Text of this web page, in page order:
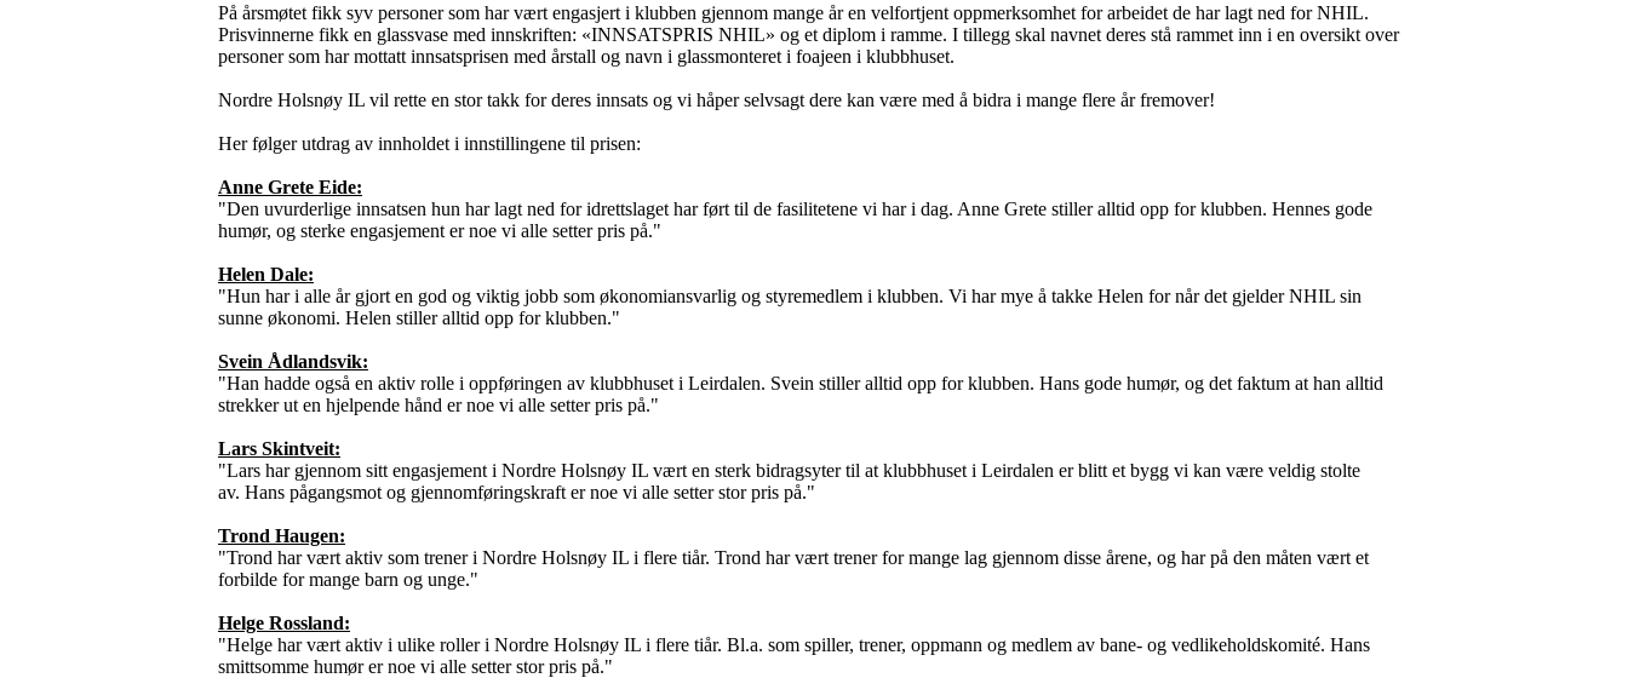
På årsmøtet fikk syv personer som har vært engasjert i klubben gjennom mange år en velfortjent oppmerksomhet for arbeidet de har lagt ned for NHIL.
Prisvinnerne fikk en glassvase med innskriften: «INNSATSPRIS NHIL» og et diplom i ramme. I tillegg skal navnet deres stå rammet inn i en oversikt over
personer som har mottatt innsatsprisen med årstall og navn i glassmonteret i foajeen i klubbhuset.
Nordre Holsnøy IL vil rette en stor takk for deres innsats og vi håper selvsagt dere kan være med å bidra i mange flere år fremover!
Her følger utdrag av innholdet i innstillingene til prisen:
Anne Grete Eide:
"Den uvurderlige innsatsen hun har lagt ned for idrettslaget har ført til de fasilitetene vi har i dag. Anne Grete stiller alltid opp for klubben. Hennes gode
humør, og sterke engasjement er noe vi alle setter pris på."
Helen Dale:
"Hun har i alle år gjort en god og viktig jobb som økonomiansvarlig og styremedlem i klubben. Vi har mye å takke Helen for når det gjelder NHIL sin
sunne økonomi. Helen stiller alltid opp for klubben."
Svein Ådlandsvik:
"Han hadde også en aktiv rolle i oppføringen av klubbhuset i Leirdalen. Svein stiller alltid opp for klubben. Hans gode humør, og det faktum at han alltid
strekker ut en hjelpende hånd er noe vi alle setter pris på."
Lars Skintveit:
"Lars har gjennom sitt engasjement i Nordre Holsnøy IL vært en sterk bidragsyter til at klubbhuset i Leirdalen er blitt et bygg vi kan være veldig stolte
av. Hans pågangsmot og gjennomføringskraft er noe vi alle setter stor pris på."
Trond Haugen:
"Trond har vært aktiv som trener i Nordre Holsnøy IL i flere tiår. Trond har vært trener for mange lag gjennom disse årene, og har på den måten vært et
forbilde for mange barn og unge."
Helge Rossland:
"Helge har vært aktiv i ulike roller i Nordre Holsnøy IL i flere tiår. Bl.a. som spiller, trener, oppmann og medlem av bane- og vedlikeholdskomité. Hans
smittsomme humør er noe vi alle setter stor pris på."